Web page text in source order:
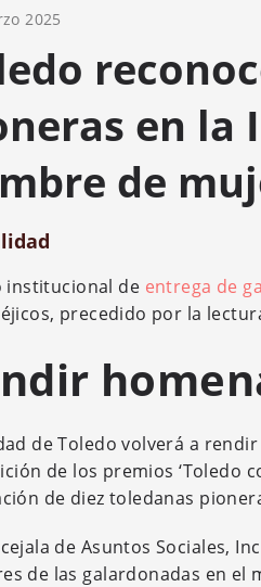
2025
en la
de
institucional de entrega de
precedido por la
de Toledo volverá a
de los premios ‘Toledo
de diez toledanas
de Asuntos Sociales,
de las galardonadas en el